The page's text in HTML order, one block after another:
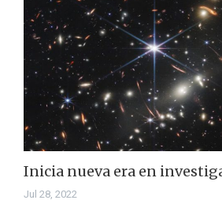
Inicia nueva era en
Jul 28, 2022